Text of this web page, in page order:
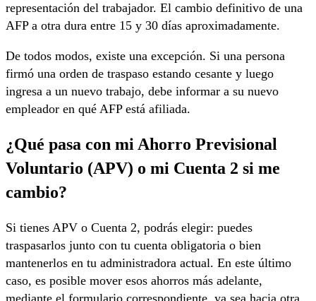
representación del trabajador. El cambio definitivo de una
AFP a otra dura entre 15 y 30 días aproximadamente.
De todos modos, existe una excepción. Si una persona
firmó una orden de traspaso estando cesante y luego
ingresa a un nuevo trabajo, debe informar a su nuevo
empleador en qué AFP está afiliada.
¿Qué pasa con mi Ahorro Previsional
Voluntario (APV) o mi Cuenta 2 si me
cambio?
Si tienes APV o Cuenta 2, podrás elegir: puedes
traspasarlos junto con tu cuenta obligatoria o bien
mantenerlos en tu administradora actual. En este último
caso, es posible mover esos ahorros más adelante,
mediante el formulario correspondiente, ya sea hacia otra